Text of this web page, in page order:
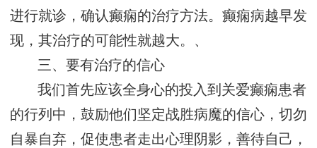
进行就诊，确认癫痫的治疗方法。癫痫病越早发
现，其治疗的可能性就越大。、
三、要有治疗的信心
我们首先应该全身心的投入到关爱癫痫患者
的行列中，鼓励他们坚定战胜病魔的信心，切勿
自暴自弃，促使患者走出心理阴影，善待自己，